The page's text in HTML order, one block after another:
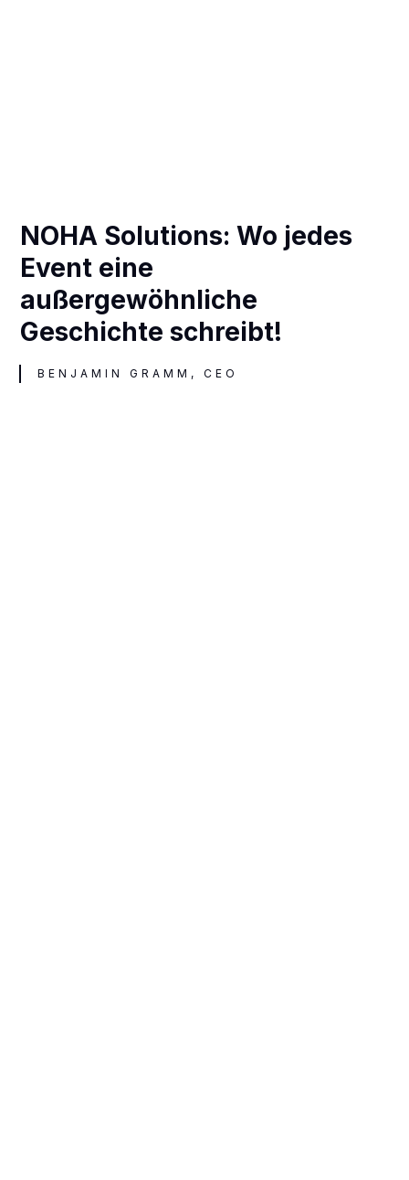
NOHA Solutions: Wo jedes
Event eine
außergewöhnliche
Geschichte schreibt!
BENJAMIN GRAMM, CEO